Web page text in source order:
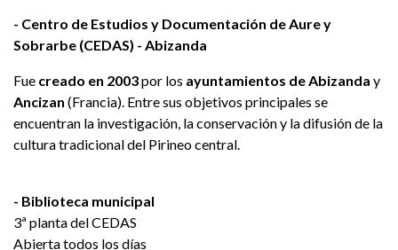
- Centro de Estudios y Documentación de Aure y
Sobrarbe (CEDAS) - Abizanda
Fue creado en 2003por los ayuntamientos de Abizanda y
Ancizan (Francia). Entre sus objetivos principales se
encuentran la investigación, la conservación y la difusión de la
cultura tradicional del Pirineo central.
- Biblioteca municipal
3ª planta del CEDAS
Abierta todos los días